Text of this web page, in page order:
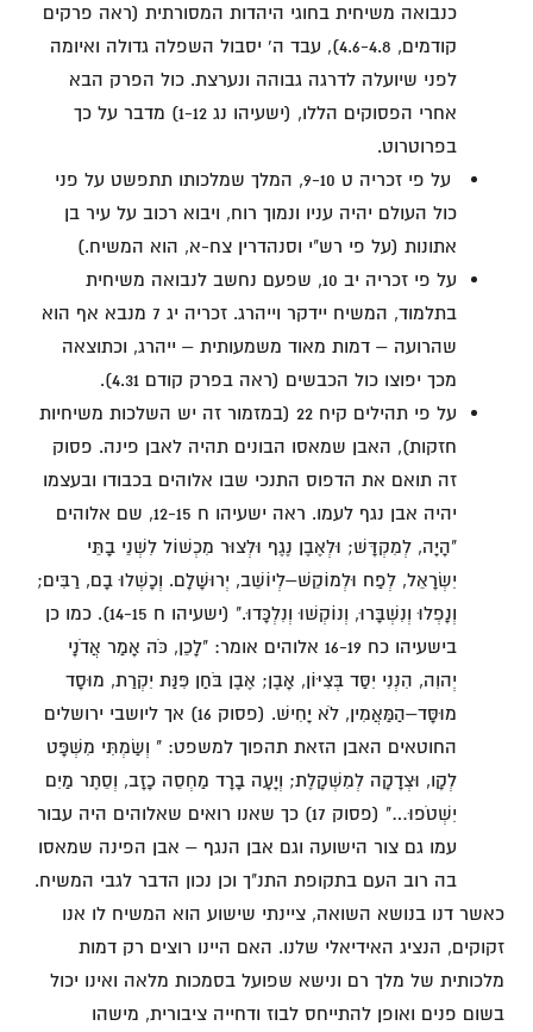
כנבואה משיחית בחוגי היהדות המסורתית (ראה פרקים
קודמים, 4.6-4.8), עבד ה' יסבול השפלה גדולה ואיומה
לפני שיועלה לדרגה גבוהה ונערצת. כול הפרק הבא
אחרי הפסוקים הללו, (ישעיהו נג 1-12) מדבר על כך
בפרוטרוט.
על פי זכריה ט 9-10, המלך שמלכותו תתפשט על פני
כול העולם יהיה עניו ונמוך רוח, ויבוא רכוב על עיר בן
אתונות (על פי רש"י וסנהדרין צח-א, הוא המשיח.)
על פי זכריה יב 10, שפעם נחשב לנבואה משיחית
בתלמוד, המשיח יידקר וייהרג. זכריה יג 7 מנבא אף הוא
שהרועה – דמות מאוד משמעותית – ייהרג, וכתוצאה
מכך יפוצו כול הכבשים (ראה בפרק קודם 4.31).
על פי תהילים קיח 22 (במזמור זה יש השלכות משיחיות
חזקות), האבן שמאסו הבונים תהיה לאבן פינה. פסוק
זה תואם את הדפוס התנכי שבו אלוהים בכבודו ובעצמו
יהיה אבן נגף לעמו. ראה ישעיהו ח 12-15, שם אלוהים
"הָיָה, לְמִקְדָּשׁ; וּלְאֶבֶן נֶגֶף וּלְצוּר מִכְשׁוֹל לִשְׁנֵי בָתֵּי
יִשְׂרָאֵל, לְפַח וּלְמוֹקֵשׁ–לְיוֹשֵׁב, יְרוּשָׁלִָם. וְכָשְׁלוּ בָם, רַבִּים;
וְנָפְלוּ וְנִשְׁבָּרוּ, וְנוֹקְשׁוּ וְנִלְכָּדוּ." (ישעיהו ח 14-15). כמו כן
בישעיהו כח 16-19 אלוהים אומר: "לָכֵן, כֹּה אָמַר אֲדֹנָי
יְהוִה, הִנְנִי יִסַּד בְּצִיּוֹן, אָבֶן; אֶבֶן בֹּחַן פִּנַּת יִקְרַת, מוּסָד
מוּסָּד–הַמַּאֲמִין, לֹא יָחִישׁ. (פסוק 16) אך ליושבי ירושלים
החוטאים האבן הזאת תהפוך למשפט: " וְשַׂמְתִּי מִשְׁפָּט
לְקָו, וּצְדָקָה לְמִשְׁקָלֶת; וְיָעָה בָרָד מַחְסֵה כָזָב, וְסֵתֶר מַיִם
יִשְׁטֹפוּ…" (פסוק 17) כך שאנו רואים שאלוהים היה עבור
עמו גם צור הישועה וגם אבן הנגף – אבן הפינה שמאסו
בה רוב העם בתקופת התנ"ך וכן נכון הדבר לגבי המשיח.
כאשר דנו בנושא השואה, ציינתי שישוע הוא המשיח לו אנו
זקוקים, הנציג האידיאלי שלנו. האם היינו רוצים רק דמות
מלכותית של מלך רם ונישא שפועל בסמכות מלאה ואינו יכול
בשום פנים ואופן להתייחס לבוז ודחייה ציבורית, מישהו